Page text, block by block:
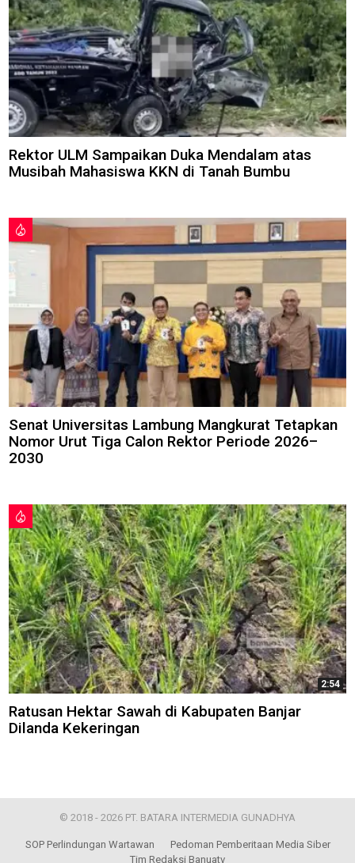
Rektor ULM Sampaikan Duka Mendalam atas
Musibah Mahasiswa KKN di Tanah Bumbu
Senat Universitas Lambung Mangkurat Tetapkan
Nomor Urut Tiga Calon Rektor Periode 2026–
2030
2:54
Ratusan Hektar Sawah di Kabupaten Banjar
Dilanda Kekeringan
© 2018 - 2026 PT. BATARA INTERMEDIA GUNADHYA
SOP Perlindungan Wartawan
Pedoman Pemberitaan Media Siber
Tim Redaksi Banuatv